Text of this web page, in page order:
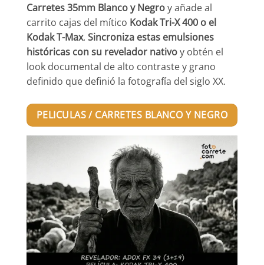
Carretes 35mm Blanco y Negroy añade al
carrito cajas del mítico Kodak Tri-X 400 o el
Kodak T-Max. Sincroniza estas emulsiones
históricas con su revelador nativoy obtén el
look documental de alto contraste y grano
definido que definió la fotografía del siglo XX.
PELICULAS / CARRETES BLANCO Y NEGRO